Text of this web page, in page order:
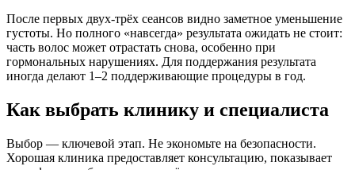
После первых двух-трёх сеансов видно заметное уменьшение
густоты. Но полного «навсегда» результата ожидать не стоит:
часть волос может отрастать снова, особенно при
гормональных нарушениях. Для поддержания результата
иногда делают 1–2 поддерживающие процедуры в год.
Как выбрать клинику и специалиста
Выбор — ключевой этап. Не экономьте на безопасности.
Хорошая клиника предоставляет консультацию, показывает